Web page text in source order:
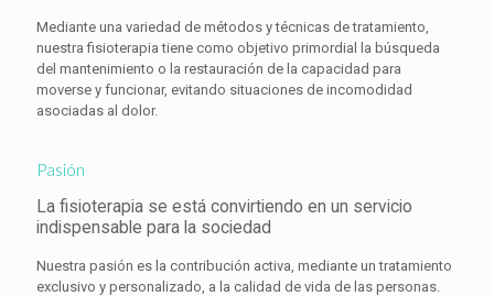
Mediante una variedad de métodos y técnicas de tratamiento,
nuestra fisioterapia tiene como objetivo primordial la búsqueda
del mantenimiento o la restauración de la capacidad para
moverse y funcionar, evitando situaciones de incomodidad
asociadas al dolor.
Pasión
La fisioterapia se está convirtiendo en un servicio
indispensable para la sociedad
Nuestra pasión es la contribución activa, mediante un tratamiento
exclusivo y personalizado, a la calidad de vida de las personas.